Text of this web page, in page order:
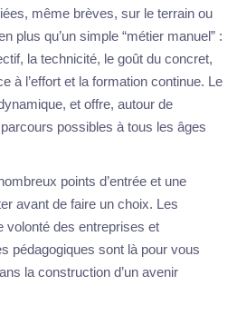
même brèves, sur le terrain ou
plus qu’un simple “métier manuel” :
la technicité, le goût du concret,
à l’effort et la formation continue. Le
et offre, autour de
possibles à tous les âges
points d’entrée et une
avant de faire un choix. Les
volonté des entreprises et
pédagogiques sont là pour vous
la construction d’un avenir